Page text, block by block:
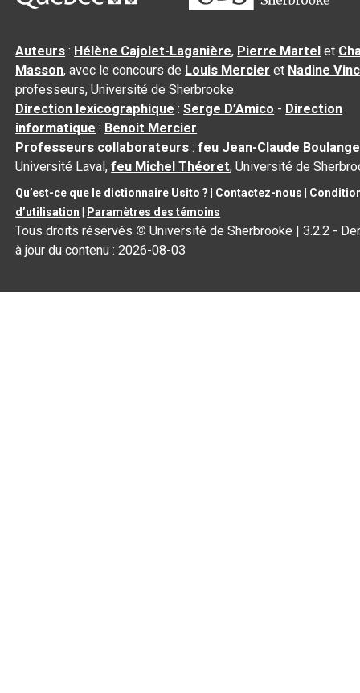
Auteurs : Hélène Cajolet-Laganière, Pierre Martel et
Masson, avec le concours de Louis Mercier et Nadine
professeurs, Université de Sherbrooke
Direction lexicographique :Serge D’Amico - Direction
informatique : Benoit Mercier
Professeurs collaborateurs :feu Jean-Claude
Université Laval,feu Michel Théoret, Université de
Qu’est-ce que le dictionnaire Usito ? Contactez-nous
d’utilisation
Paramètres des témoins
Tous droits réservés © Université de Sherbrooke |3.2.2 -
à jour du contenu :2026-08-03